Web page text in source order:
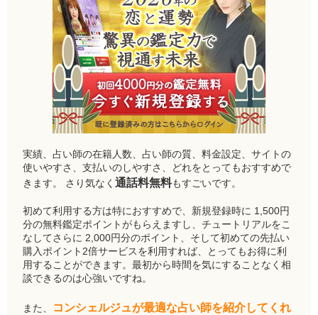
実績、占い師の在籍人数、占い師の質、料金設定、サイトの
使いやすさ、支払いのしやすさ、どれをとってもおすすめで
きます。 さり気なく通話料無料もすごいです。
初めて利用する方は特におすすめで、新規登録時に 1,500円
分の無料鑑定ポイントがもらえますし、チュートリアルをこ
なしてさらに 2,000円分のポイント、そして初めての先払い
購入ポイント2倍サービスを利用すれば、とってもお得に利
用することができます。最初から時間を気にすることなく相
談できるのは心強いですね。
また、
コンシェルジュが最適な占い師を紹介してくれ